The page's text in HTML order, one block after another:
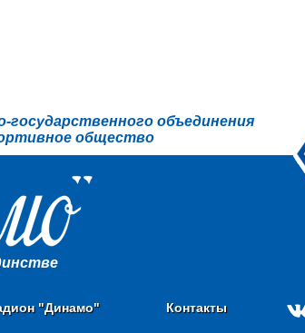
объединения
общество
"Динамо" Контакты